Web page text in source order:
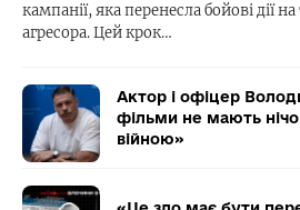
кампанії, яка перенесла бойові дії
агресора. Цей крок…
Актор і офіцер
фільми не мають
війною»